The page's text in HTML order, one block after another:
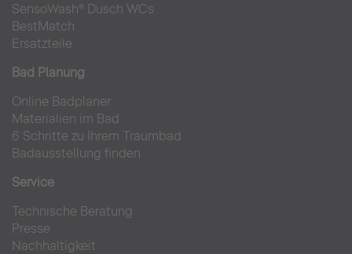
SensoWash® Dusch WCs
BestMatch
Ersatzteile
Bad Planung
Online Badplaner
Materialien im Bad
6 Schritte zu Ihrem Traumbad
Badausstellung finden
Service
Technische Beratung
Presse
Nachhaltigkeit